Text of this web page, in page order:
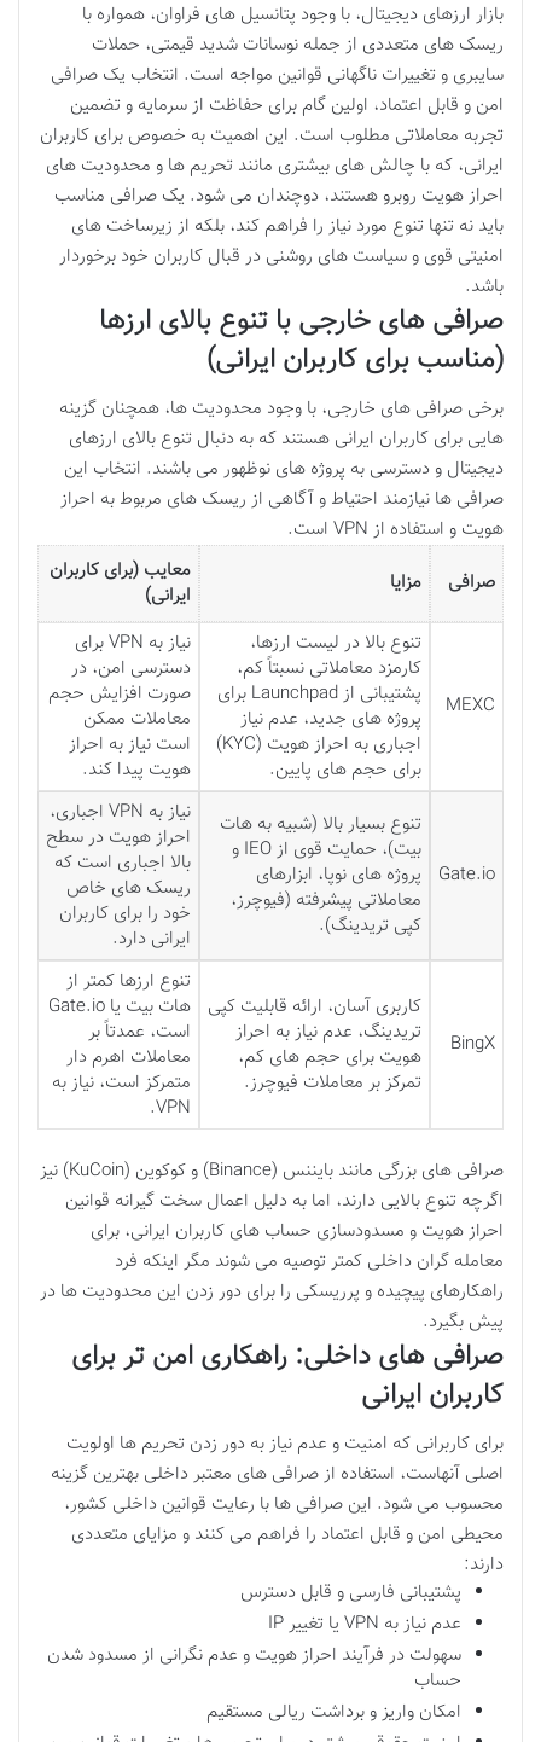
بازار ارزهای دیجیتال، با وجود پتانسیل های فراوان، همواره با
ریسک های متعددی از جمله نوسانات شدید قیمتی، حملات
سایبری و تغییرات ناگهانی قوانین مواجه است. انتخاب یک صرافی
امن و قابل اعتماد، اولین گام برای حفاظت از سرمایه و تضمین
تجربه معاملاتی مطلوب است. این اهمیت به خصوص برای کاربران
ایرانی، که با چالش های بیشتری مانند تحریم ها و محدودیت های
احراز هویت روبرو هستند، دوچندان می شود. یک صرافی مناسب
باید نه تنها تنوع مورد نیاز را فراهم کند، بلکه از زیرساخت های
امنیتی قوی و سیاست های روشنی در قبال کاربران خود برخوردار
باشد.
صرافی های خارجی با تنوع بالای ارزها
(مناسب برای کاربران ایرانی)
برخی صرافی های خارجی، با وجود محدودیت ها، همچنان گزینه
هایی برای کاربران ایرانی هستند که به دنبال تنوع بالای ارزهای
دیجیتال و دسترسی به پروژه های نوظهور می باشند. انتخاب این
صرافی ها نیازمند احتیاط و آگاهی از ریسک های مربوط به احراز
هویت و استفاده از VPN است.
صرافی
مزایا
معایب (برای کاربران
ایرانی)
MEXC
تنوع بالا در لیست ارزها،
کارمزد معاملاتی نسبتاً کم،
پشتیبانی از Launchpad برای
پروژه های جدید، عدم نیاز
اجباری به احراز هویت (KYC)
برای حجم های پایین.
نیاز به VPN برای
دسترسی امن، در
صورت افزایش حجم
معاملات ممکن
است نیاز به احراز
هویت پیدا کند.
Gate.io
تنوع بسیار بالا (شبیه به هات
بیت)، حمایت قوی از IEO و
پروژه های نوپا، ابزارهای
معاملاتی پیشرفته (فیوچرز،
کپی تریدینگ).
نیاز به VPN اجباری،
احراز هویت در سطح
بالا اجباری است که
ریسک های خاص
خود را برای کاربران
ایرانی دارد.
BingX
کاربری آسان، ارائه قابلیت کپی
تریدینگ، عدم نیاز به احراز
هویت برای حجم های کم،
تمرکز بر معاملات فیوچرز.
تنوع ارزها کمتر از
هات بیت یا Gate.io
است، عمدتاً بر
معاملات اهرم دار
متمرکز است، نیاز به
VPN.
صرافی های بزرگی مانند بایننس (Binance) و کوکوین (KuCoin) نیز
اگرچه تنوع بالایی دارند، اما به دلیل اعمال سخت گیرانه قوانین
احراز هویت و مسدودسازی حساب های کاربران ایرانی، برای
معامله گران داخلی کمتر توصیه می شوند مگر اینکه فرد
راهکارهای پیچیده و پرریسکی را برای دور زدن این محدودیت ها در
پیش بگیرد.
صرافی های داخلی: راهکاری امن تر برای
کاربران ایرانی
برای کاربرانی که امنیت و عدم نیاز به دور زدن تحریم ها اولویت
اصلی آنهاست، استفاده از صرافی های معتبر داخلی بهترین گزینه
محسوب می شود. این صرافی ها با رعایت قوانین داخلی کشور،
محیطی امن و قابل اعتماد را فراهم می کنند و مزایای متعددی
دارند:
پشتیبانی فارسی و قابل دسترس
عدم نیاز به VPN یا تغییر IP
سهولت در فرآیند احراز هویت و عدم نگرانی از مسدود شدن
حساب
امکان واریز و برداشت ریالی مستقیم